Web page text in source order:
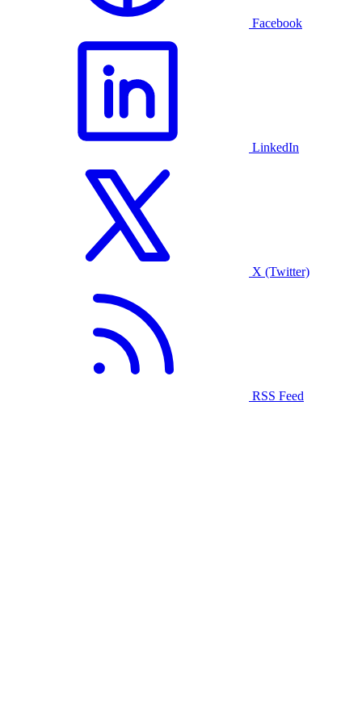
Facebook
LinkedIn
X (Twitter)
RSS Feed